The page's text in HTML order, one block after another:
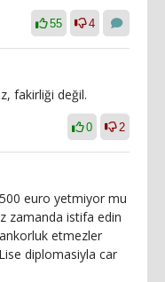
55 4
fakirliği değil.
0 2
euro yetmiyor mu
zamanda istifa edin
etmezler
diplomasiyla car